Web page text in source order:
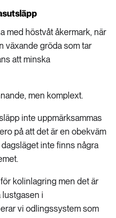
med höstvåt åkermark, när
växande gröda som tar
att minska
men komplext.
inte uppmärksammas
på att det är en obekväm
inte finns några
kolinlagring men det är
lustgasen i
vi odlingssystem som